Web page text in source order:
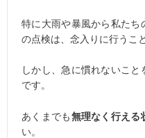
特に大雨や暴風から私たち
の点検は、念入りに行うこ
しかし、急に慣れないこと
です。
あくまでも無理なく行える
い。